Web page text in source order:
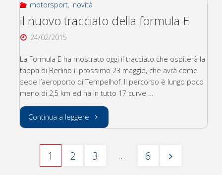
motorsport, novità
il nuovo tracciato della formula E
24/02/2015
La Formula E ha mostrato oggi il tracciato che ospiterà la
tappa di Berlino il prossimo 23 maggio, che avrà come
sede l’aeroporto di Tempelhof. Il percorso è lungo poco
meno di 2,5 km ed ha in tutto 17 curve …
Continua a leggere
tracciato
1 2 3 … 6